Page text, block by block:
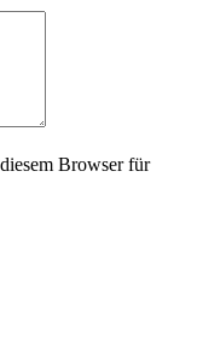
Browser für